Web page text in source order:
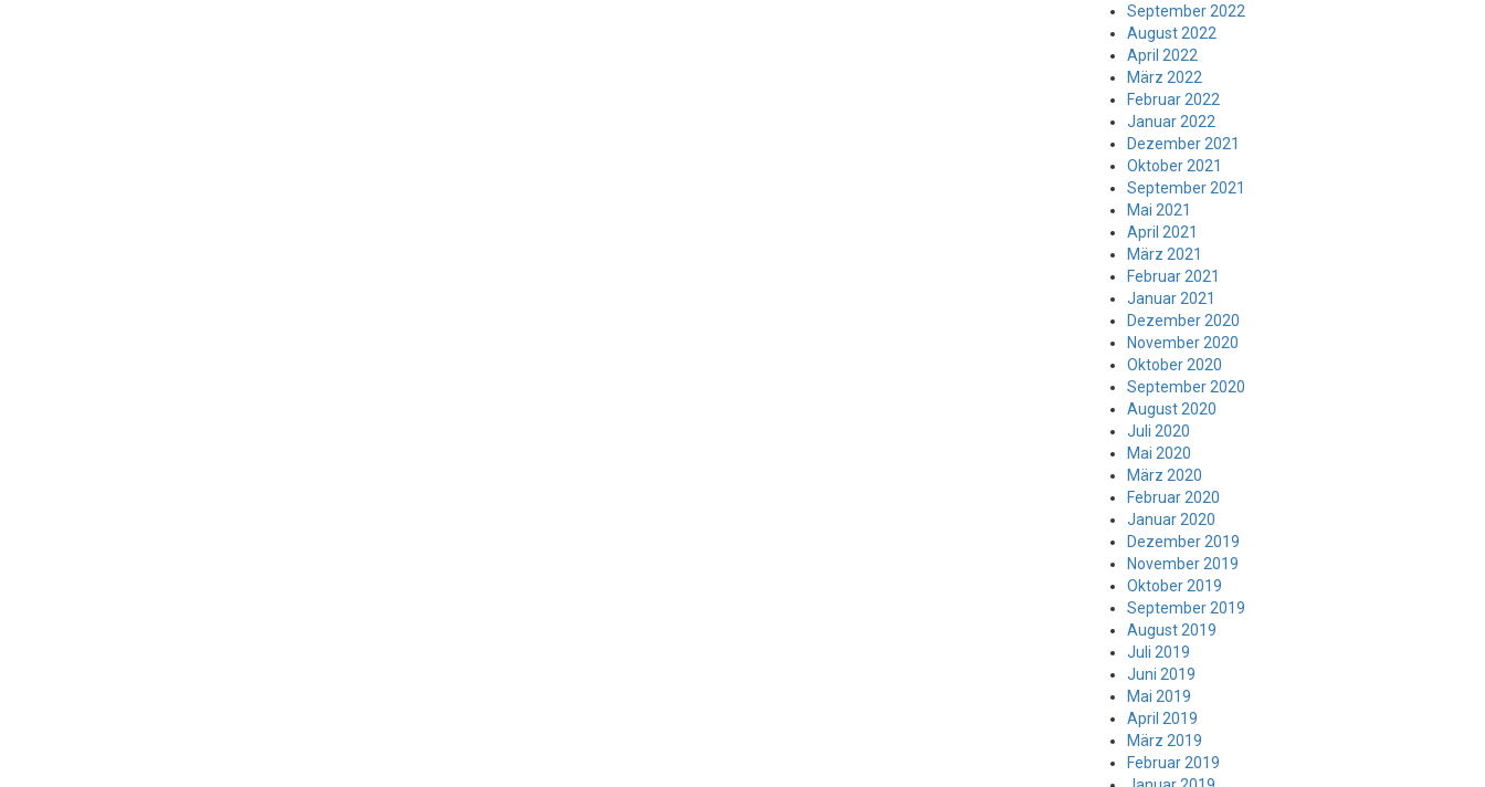
September 2022
August 2022
April 2022
März 2022
Februar 2022
Januar 2022
Dezember 2021
Oktober 2021
September 2021
Mai 2021
April 2021
März 2021
Februar 2021
Januar 2021
Dezember 2020
November 2020
Oktober 2020
September 2020
August 2020
Juli 2020
Mai 2020
März 2020
Februar 2020
Januar 2020
Dezember 2019
November 2019
Oktober 2019
September 2019
August 2019
Juli 2019
Juni 2019
Mai 2019
April 2019
März 2019
Februar 2019